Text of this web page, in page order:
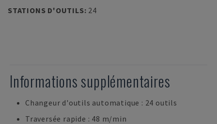
STATIONS D'OUTILS: 24
Informations supplémentaires
Changeur d'outils automatique : 24 outils
Traversée rapide : 48 m/min